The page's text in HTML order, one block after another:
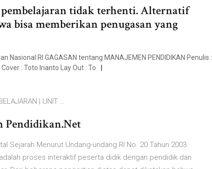
pembelajaran tidak terhenti. Alternatif
bisa memberikan penugasan yang
Nasional RI GAGASAN tentang MANAJEMEN PENDIDIKAN Penulis :
: Toto Irianto Lay Out : To
| UNIT …
Pendidikan.Net
Sejarah Menurut Undang-undang RI No. 20 Tahun 2003
proses interaktif peserta didik dengan pendidik dan